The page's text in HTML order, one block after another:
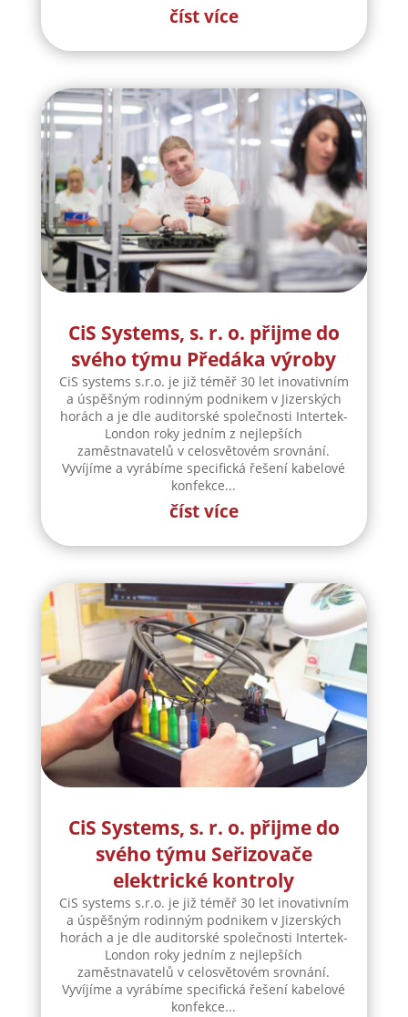
číst více
CiS Systems, s. r. o. přijme do
svého týmu Předáka výroby
CiS systems s.r.o. je již téměř 30 let inovativním
a úspěšným rodinným podnikem v Jizerských
horách a je dle auditorské společnosti Intertek-
London roky jedním z nejlepších
zaměstnavatelů v celosvětovém srovnání.
Vyvíjíme a vyrábíme specifická řešení kabelové
konfekce...
číst více
CiS Systems, s. r. o. přijme do
svého týmu Seřizovače
elektrické kontroly
CiS systems s.r.o. je již téměř 30 let inovativním
a úspěšným rodinným podnikem v Jizerských
horách a je dle auditorské společnosti Intertek-
London roky jedním z nejlepších
zaměstnavatelů v celosvětovém srovnání.
Vyvíjíme a vyrábíme specifická řešení kabelové
konfekce...